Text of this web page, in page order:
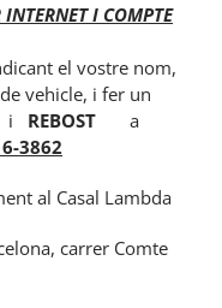
I COMPTE
el vostre nom,
vehicle, i fer un
i REBOST
a
3862
al Casal Lambda
carrer Comte